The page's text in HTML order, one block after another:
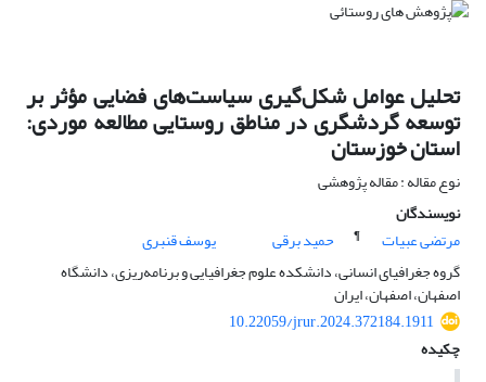
تحلیل عوامل شکل‌گیری سیاست‌های فضایی مؤثر بر
توسعه گردشگری در مناطق روستایی مطالعه موردی:
استان خوزستان
نوع مقاله : مقاله پژوهشی
نویسندگان
مرتضی عبیات
¶ حمید برقی
یوسف قنبری
گروه جغرافیای انسانی، دانشکده علوم جغرافیایی و برنامه‌ریزی، دانشگاه
اصفهان، اصفهان، ایران
10.22059/jrur.2024.372184.1911
چکیده